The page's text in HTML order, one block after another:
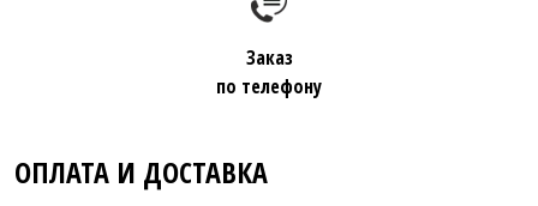
Заказ
по телефону
ОПЛАТА И ДОСТАВКА